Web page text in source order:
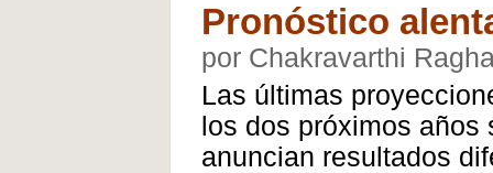
Pronóstico
por Chakravarthi
Las últimas
los dos próximos
anuncian resultados